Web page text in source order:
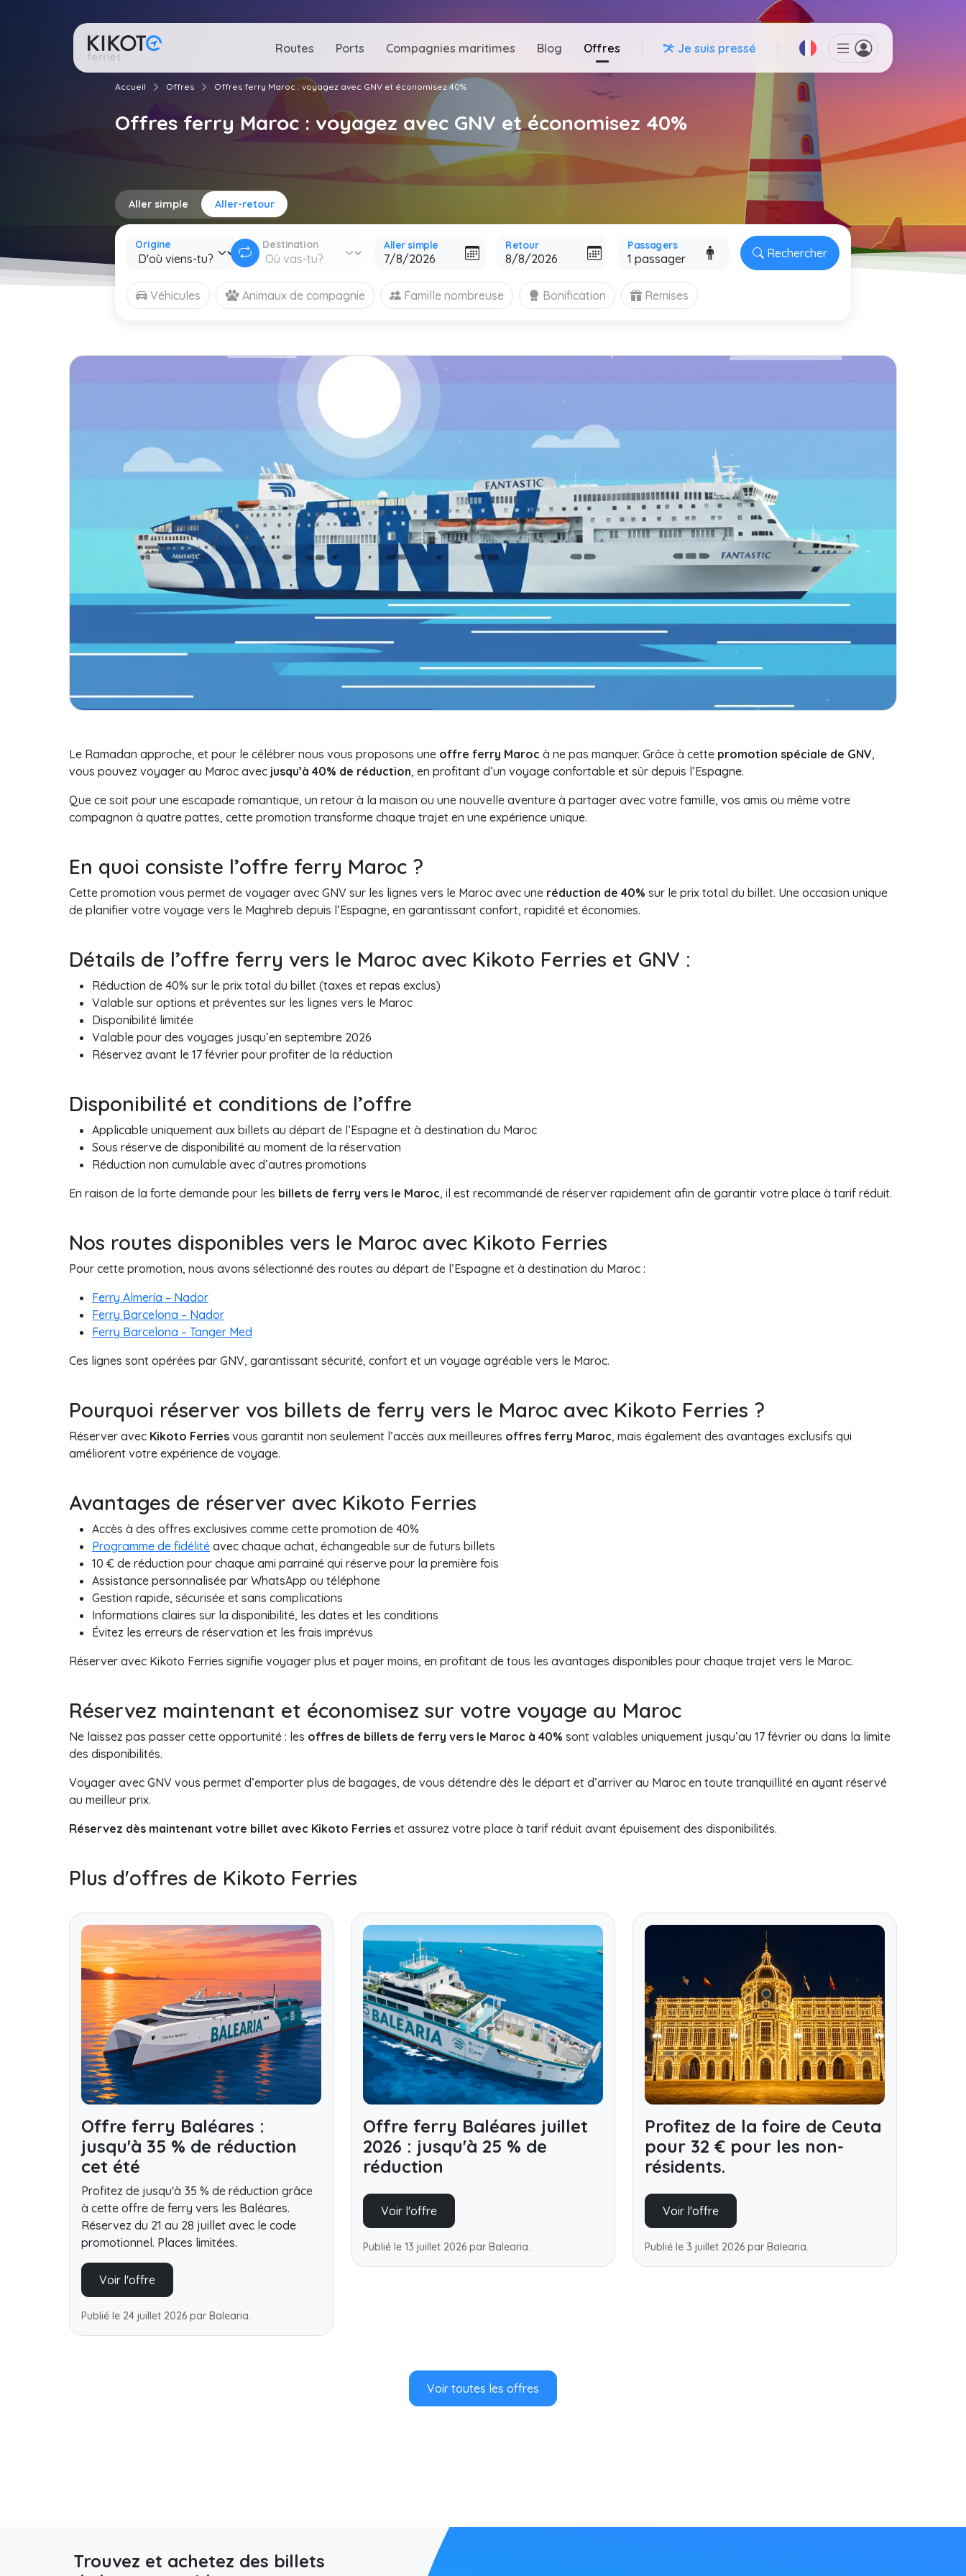
Routes Ports Compagnies maritimes Blog Offres Je suis pressé
Accueil Offres Offres ferry Maroc : voyagez avec GNV et économisez 40%
Offres ferry Maroc : voyagez avec GNV et économisez 40%
Aller simple Aller-retour
Origine Destination Aller simple Retour Passagers
Rechercher
Véhicules Animaux de compagnie Famille nombreuse Bonification Remises
Le Ramadan approche, et pour le célébrer nous vous proposons une offre ferry Maroc à ne pas manquer. Grâce à cette promotion spéciale de GNV,
vous pouvez voyager au Maroc avec jusqu’à 40% de réduction, en profitant d’un voyage confortable et sûr depuis l’Espagne.
Que ce soit pour une escapade romantique, un retour à la maison ou une nouvelle aventure à partager avec votre famille, vos amis ou même votre
compagnon à quatre pattes, cette promotion transforme chaque trajet en une expérience unique.
En quoi consiste l’offre ferry Maroc ?
Cette promotion vous permet de voyager avec GNV sur les lignes vers le Maroc avec une réduction de 40% sur le prix total du billet. Une occasion unique
de planifier votre voyage vers le Maghreb depuis l’Espagne, en garantissant confort, rapidité et économies.
Détails de l’offre ferry vers le Maroc avec Kikoto Ferries et GNV :
Réduction de 40% sur le prix total du billet (taxes et repas exclus)
Valable sur options et préventes sur les lignes vers le Maroc
Disponibilité limitée
Valable pour des voyages jusqu’en septembre 2026
Réservez avant le 17 février pour profiter de la réduction
Disponibilité et conditions de l’offre
Applicable uniquement aux billets au départ de l’Espagne et à destination du Maroc
Sous réserve de disponibilité au moment de la réservation
Réduction non cumulable avec d’autres promotions
En raison de la forte demande pour les billets de ferry vers le Maroc, il est recommandé de réserver rapidement afin de garantir votre place à tarif réduit.
Nos routes disponibles vers le Maroc avec Kikoto Ferries
Pour cette promotion, nous avons sélectionné des routes au départ de l’Espagne et à destination du Maroc :
Ferry Almería – Nador
Ferry Barcelona – Nador
Ferry Barcelona – Tanger Med
Ces lignes sont opérées par GNV, garantissant sécurité, confort et un voyage agréable vers le Maroc.
Pourquoi réserver vos billets de ferry vers le Maroc avec Kikoto Ferries ?
Réserver avec Kikoto Ferries vous garantit non seulement l’accès aux meilleures offres ferry Maroc, mais également des avantages exclusifs qui
améliorent votre expérience de voyage.
Avantages de réserver avec Kikoto Ferries
Accès à des offres exclusives comme cette promotion de 40%
Programme de fidélité avec chaque achat, échangeable sur de futurs billets
10 € de réduction pour chaque ami parrainé qui réserve pour la première fois
Assistance personnalisée par WhatsApp ou téléphone
Gestion rapide, sécurisée et sans complications
Informations claires sur la disponibilité, les dates et les conditions
Évitez les erreurs de réservation et les frais imprévus
Réserver avec Kikoto Ferries signifie voyager plus et payer moins, en profitant de tous les avantages disponibles pour chaque trajet vers le Maroc.
Réservez maintenant et économisez sur votre voyage au Maroc
Ne laissez pas passer cette opportunité : les offres de billets de ferry vers le Maroc à 40% sont valables uniquement jusqu’au 17 février ou dans la limite
des disponibilités.
Voyager avec GNV vous permet d’emporter plus de bagages, de vous détendre dès le départ et d’arriver au Maroc en toute tranquillité en ayant réservé
au meilleur prix.
Réservez dès maintenant votre billet avec Kikoto Ferries et assurez votre place à tarif réduit avant épuisement des disponibilités.
Plus d'offres de Kikoto Ferries
Offre ferry Baléares :
jusqu'à 35 % de réduction
cet été
Profitez de jusqu'à 35 % de réduction grâce
à cette offre de ferry vers les Baléares.
Réservez du 21 au 28 juillet avec le code
promotionnel. Places limitées.
Voir l'offre
Publié le 24 juillet 2026 par Balearia.
Offre ferry Baléares juillet
2026 : jusqu'à 25 % de
réduction
Voir l'offre
Publié le 13 juillet 2026 par Balearia.
Profitez de la foire de Ceuta
pour 32 € pour les non-
résidents.
Voir l'offre
Publié le 3 juillet 2026 par Balearia.
Voir toutes les offres
Trouvez et achetez des billets